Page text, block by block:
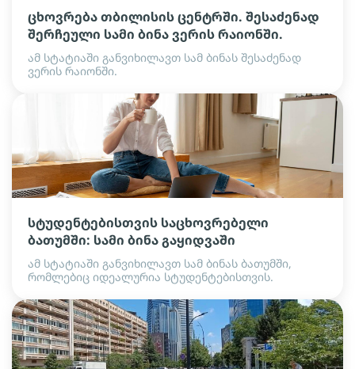
ცხოვრება თბილისის ცენტრში. შესაძენად
შერჩეული სამი ბინა ვერის რაიონში.
ამ სტატიაში განვიხილავთ სამ ბინას შესაძენად
ვერის რაიონში.
სტუდენტებისთვის საცხოვრებელი
ბათუმში: სამი ბინა გაყიდვაში
ამ სტატიაში განვიხილავთ სამ ბინას ბათუმში,
რომლებიც იდეალურია სტუდენტებისთვის.